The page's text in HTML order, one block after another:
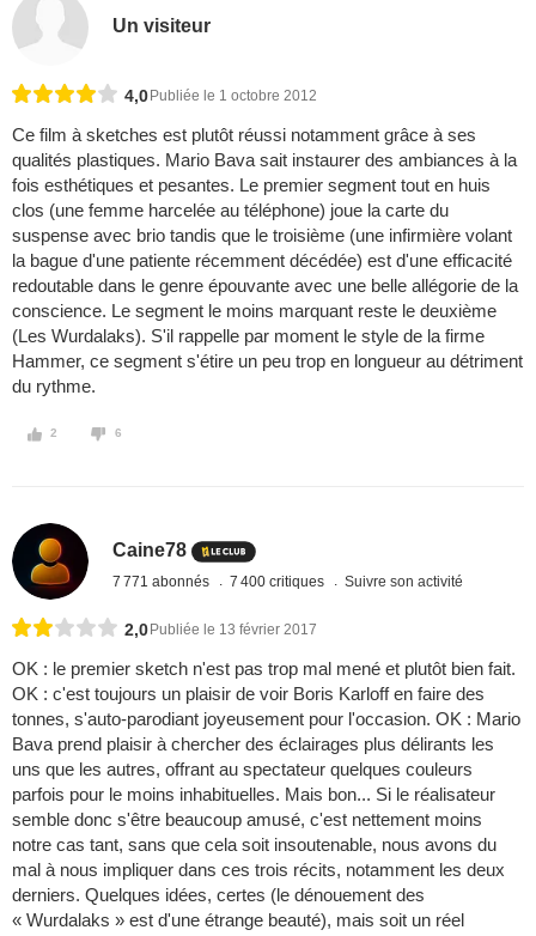
Un visiteur
4,0 Publiée le 1 octobre 2012
Ce film à sketches est plutôt réussi notamment grâce à ses
qualités plastiques. Mario Bava sait instaurer des ambiances à la
fois esthétiques et pesantes. Le premier segment tout en huis
clos (une femme harcelée au téléphone) joue la carte du
suspense avec brio tandis que le troisième (une infirmière volant
la bague d'une patiente récemment décédée) est d'une efficacité
redoutable dans le genre épouvante avec une belle allégorie de la
conscience. Le segment le moins marquant reste le deuxième
(Les Wurdalaks). S'il rappelle par moment le style de la firme
Hammer, ce segment s'étire un peu trop en longueur au détriment
du rythme.
2 6
Caine78
7 771 abonnés 7 400 critiques Suivre son activité
2,0 Publiée le 13 février 2017
OK : le premier sketch n'est pas trop mal mené et plutôt bien fait.
OK : c'est toujours un plaisir de voir Boris Karloff en faire des
tonnes, s'auto-parodiant joyeusement pour l'occasion. OK : Mario
Bava prend plaisir à chercher des éclairages plus délirants les
uns que les autres, offrant au spectateur quelques couleurs
parfois pour le moins inhabituelles. Mais bon... Si le réalisateur
semble donc s'être beaucoup amusé, c'est nettement moins
notre cas tant, sans que cela soit insoutenable, nous avons du
mal à nous impliquer dans ces trois récits, notamment les deux
derniers. Quelques idées, certes (le dénouement des
« Wurdalaks » est d'une étrange beauté), mais soit un réel